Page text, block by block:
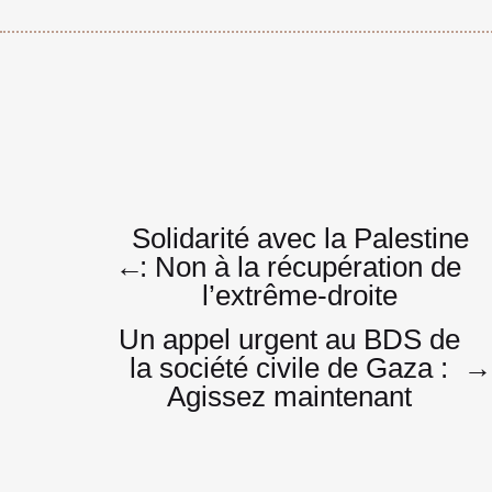
Navigation
de
←
Solidarité avec la Palestine
: Non à la récupération de
l’extrême-droite
Un appel urgent au BDS de
la société civile de Gaza :
Agissez maintenant
→